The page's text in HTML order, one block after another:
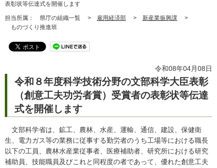
表彰状等伝達式を開催します
担当所属： 県庁の組織一覧 > 雇用経済部 > 新産業振興課 >
ものづくり推進班
令和08年04月08日
令和８年度科学技術分野の文部科学大臣表彰
（創意工夫功労者賞）受賞者の表彰状等伝達
式を開催します
文部科学省は、鉱工、農林、水産、運輸、通信、建設、保健衛
生、電力ガス等の業務に従事する勤労者のうち工場等における職長
以下の工員、農林水産業従事者、医療補助者、研究所における研究
補助員、技能職員及びこれと同程度の者であって、優れた創意工夫